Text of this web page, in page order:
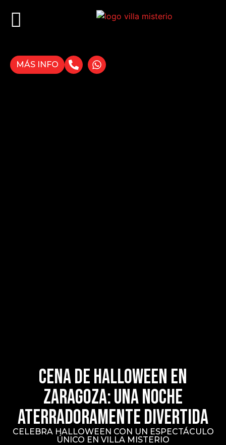
MÁS INFO
Cena de Halloween en
Zaragoza: Una noche
aterradoramente divertida
CELEBRA HALLOWEEN CON UN ESPECTÁCULO
ÚNICO EN VILLA MISTERIO